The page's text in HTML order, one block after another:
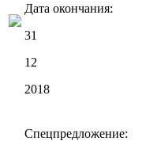
Дата окончания:
31
12
2018
Спецпредложение: